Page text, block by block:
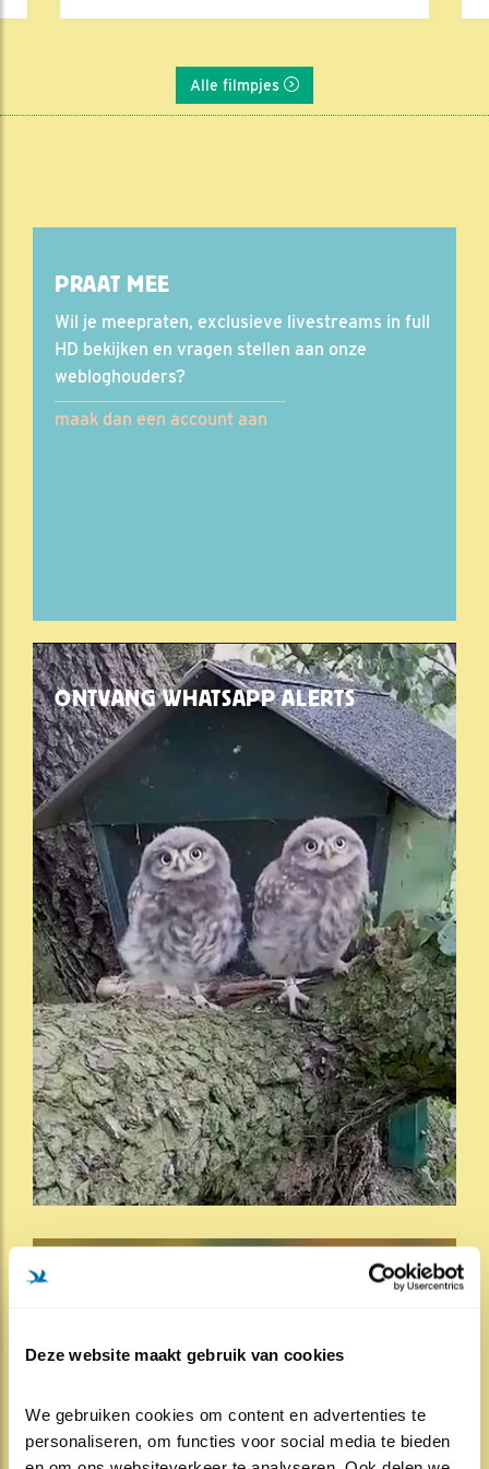
Deze website maakt gebruik van cookies
We gebruiken cookies om content en advertenties te
personaliseren, om functies voor social media te bieden
Alle filmpjes
PRAAT MEE
Wil je meepraten, exclusieve livestreams in full
HD bekijken en vragen stellen aan onze
webloghouders?
maak dan een account aan
ONTVANG WHATSAPP ALERTS